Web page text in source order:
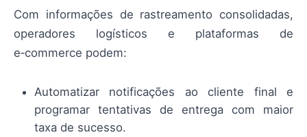
Com informações de rastreamento consolidadas,
operadores logísticos e plataformas de
e‑commerce podem:
Automatizar notificações ao cliente final e
programar tentativas de entrega com maior
taxa de sucesso.